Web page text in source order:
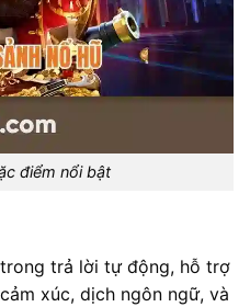
điểm nổi bật
trả lời tự động, hỗ trợ
xúc, dịch ngôn ngữ, và